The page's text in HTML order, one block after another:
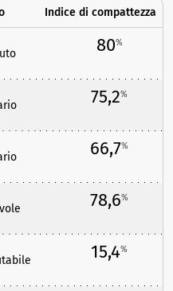
Indice di compattezza
80%
75,2%
66,7%
78,6%
15,4%